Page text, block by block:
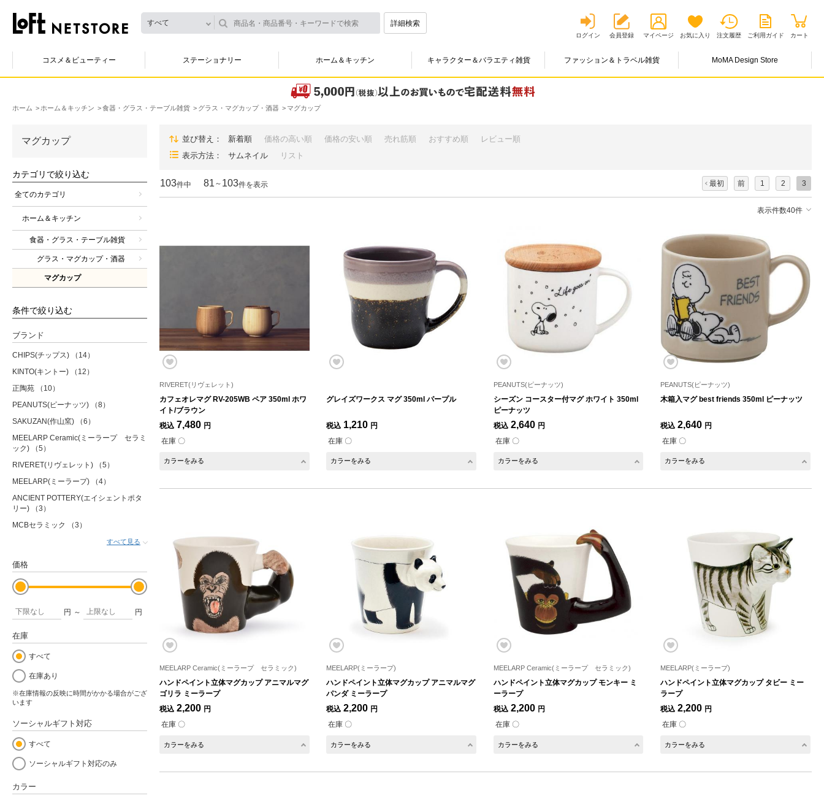
すべて 詳細検索
ログイン 会員登録 マイページ お気に入り 注文履歴 ご利用ガイド カート
コスメ＆ビューティー ステーショナリー ホーム＆キッチン キャラクター＆バラエティ雑貨 ファッション＆トラベル雑貨 MoMA Design Store
ホーム ホーム＆キッチン 食器・グラス・テーブル雑貨 グラス・マグカップ・酒器 マグカップ
マグカップ
カテゴリで絞り込む
全てのカテゴリ
ホーム＆キッチン
食器・グラス・テーブル雑貨
グラス・マグカップ・酒器
マグカップ
条件で絞り込む
ブランド
CHIPS(チップス)
（14）
KINTO(キントー)
（12）
正陶苑
（10）
PEANUTS(ピーナッツ)
（8）
SAKUZAN(作山窯)
（6）
MEELARP Ceramic(ミーラープ セラミ
ック)
（5）
RIVERET(リヴェレット)
（5）
MEELARP(ミーラープ)
（4）
ANCIENT POTTERY(エイシェントポタ
リー)
（3）
MCBセラミック
（3）
すべて見る
価格
円 ～ 円
在庫
すべて
在庫あり
※在庫情報の反映に時間がかかる場合がござ
います
ソーシャルギフト対応
すべて
ソーシャルギフト対応のみ
カラー
並び替え 新着順 価格の高い順 価格の安い順 売れ筋順 おすすめ順
レビュー順
表示方法
サムネイル リスト
103件中 81 ～ 103件を表示 最初 前 1 2 3
表示件数40件
RIVERET(リヴェレット)
カフェオレマグ RV-205WB ペア 350ml ホワ
イト/ブラウン
税込 7,480 円
在庫 〇
カラーをみる
グレイズワークス マグ 350ml パープル
税込 1,210 円
在庫 〇
カラーをみる
PEANUTS(ピーナッツ)
シーズン コースター付マグ ホワイト 350ml
ピーナッツ
税込 2,640 円
在庫 〇
カラーをみる
PEANUTS(ピーナッツ)
木箱入マグ best friends 350ml ピーナッツ
税込 2,640 円
在庫 〇
カラーをみる
MEELARP Ceramic(ミーラープ セラミック)
ハンドペイント立体マグカップ アニマルマグ
ゴリラ ミーラープ
税込 2,200 円
在庫 〇
カラーをみる
MEELARP(ミーラープ)
ハンドペイント立体マグカップ アニマルマグ
パンダ ミーラープ
税込 2,200 円
在庫 〇
カラーをみる
MEELARP Ceramic(ミーラープ セラミック)
ハンドペイント立体マグカップ モンキー ミ
ーラープ
税込 2,200 円
在庫 〇
カラーをみる
MEELARP(ミーラープ)
ハンドペイント立体マグカップ タビー ミー
ラープ
税込 2,200 円
在庫 〇
カラーをみる